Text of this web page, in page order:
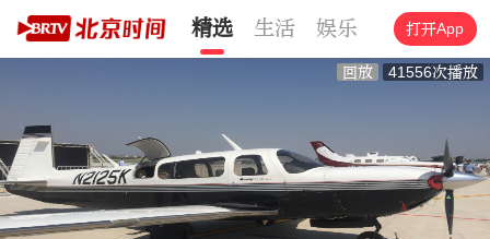
精选 生活 娱乐 文化 旅游
打开App
回放 41556次播放